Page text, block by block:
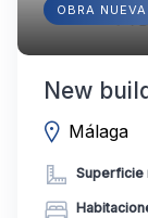
OBRA NUEVA
New
Málaga
Superficie